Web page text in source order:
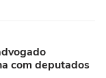
com deputados